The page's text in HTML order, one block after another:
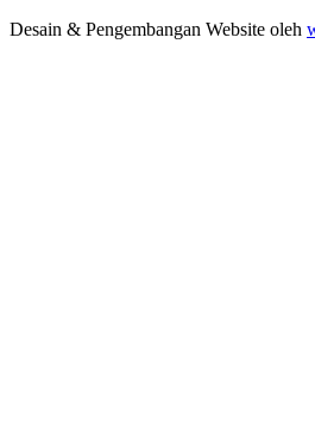
Desain & Pengembangan Website oleh